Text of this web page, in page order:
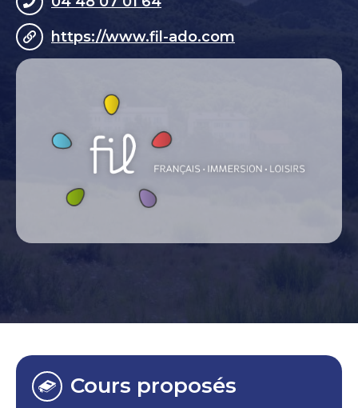
https://www.fil-ado.com
Cours proposés